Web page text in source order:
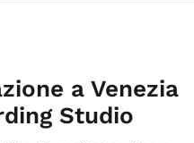
a Venezia
Studio